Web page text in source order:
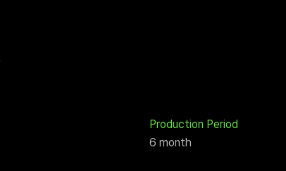
Production Period
6 month